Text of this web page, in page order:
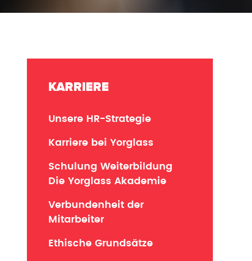
KARRIERE
Unsere HR-Strategie
Karriere bei Yorglass
Schulung Weiterbildung
Die Yorglass Akademie
Verbundenheit der
Mitarbeiter
Ethische Grundsätze